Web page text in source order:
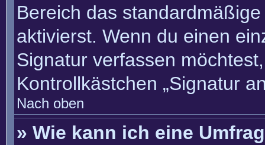
Bereich das
aktivierst. Wenn du einen
Signatur verfassen
Kontrollkästchen „Signatur
Nach oben
» Wie kann ich eine